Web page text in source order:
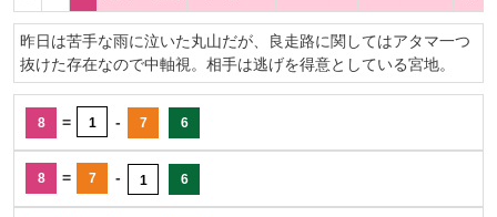
昨日は苦手な雨に泣いた丸山だが、良走路に関してはアタマ一つ
抜けた存在なので中軸視。相手は逃げを得意としている宮地。
8 = 1 - 7 6
8 = 7 - 1 6